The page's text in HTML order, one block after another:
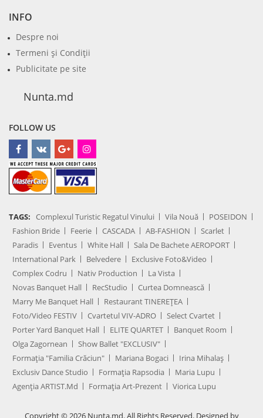
INFO
Despre noi
Termeni şi Condiţii
Publicitate pe site
Nunta.md
FOLLOW US
TAGS: Complexul Turistic Regatul Vinului Vila Nouă
POSEIDON
Fashion Bride
Feerie CASCADA AB-FASHION
Scarlet
Paradis
Eventus White Hall
Sala De Bachete AEROPORT
International Park
Belvedere
Exclusive Foto&Video
Complex Codru
Nativ Production
La Vista
Novas Banquet Hall
RecStudio
Curtea Domnească
Marry Me Banquet Hall
Restaurant TINEREȚEA
Foto/Video FESTIV
Cvartetul VIV-ADRO
Select Cvartet
Porter Yard Banquet Hall
ELITE QUARTET
Banquet Room
Olga Zagornean
Show Ballet "EXCLUSIV"
Formația "Familia Crăciun"
Mariana Bogaci
Irina Mihalaș
Exclusiv Dance Studio
Formația Rapsodia
Maria Lupu
Agenţia ARTIST.md
Formația Art-Prezent Viorica Lupu
Copyright © 2026 Nunta.md. All Rights Reserved. Designed by